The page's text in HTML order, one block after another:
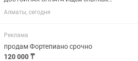
водителей в команду Premium Logistic.
Мы предлагаем: • Оклад — 100 000 тг •
суточные • Премии за...
Алматы, сегодня
Реклама
продам Фортепиано срочно
120 000 ₸